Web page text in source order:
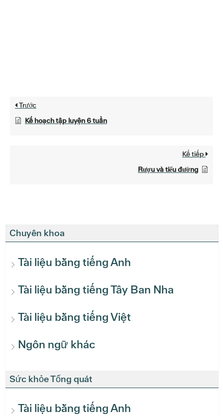
Chuyên khoa
Tài liệu bằng tiếng Anh
Tài liệu bằng tiếng Tây Ban Nha
Tài liệu bằng tiếng Việt
Ngôn ngữ khác
Sức khỏe Tổng quát
Tài liệu bằng tiếng Anh
Trước
Kế hoạch tập luyện 6 tuần
Kế tiếp
Rượu và tiểu đường